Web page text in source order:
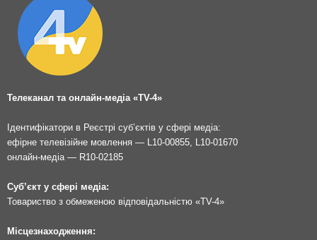
Телеканал та онлайн-медіа «TV-4»
Ідентифікатори в Реєстрі суб’єктів у сфері медіа:
ефірне телевізійне мовлення — L10-00855, L10-01670
онлайн-медіа — R10-02185
Суб’єкт у сфері медіа:
Товариство з обмеженою відповідальністю «TV-4»
Місцезнаходження: